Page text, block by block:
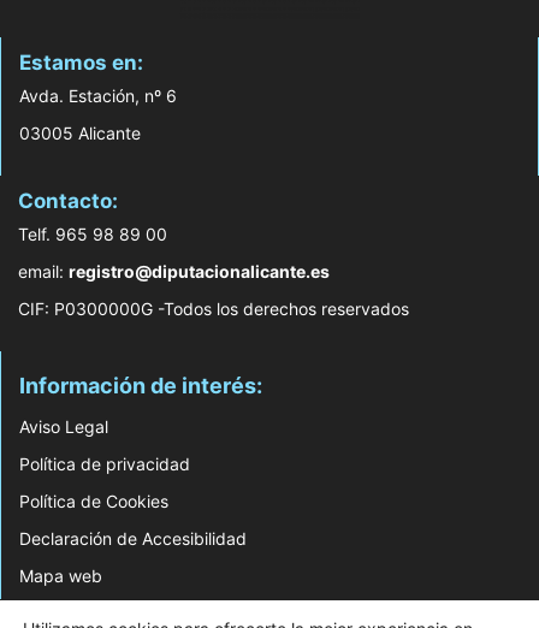
Estamos en:
Avda. Estación, nº 6
03005 Alicante
Contacto:
Telf. 965 98 89 00
email: registro@diputacionalicante.es
CIF: P0300000G -Todos los derechos reservados
Información de interés:
Aviso Legal
Política de privacidad
Política de Cookies
Declaración de Accesibilidad
Mapa web